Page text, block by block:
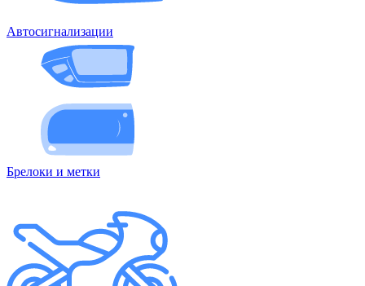
Автосигнализации
Брелоки и метки